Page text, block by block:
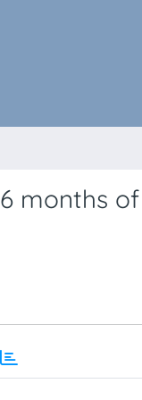
months